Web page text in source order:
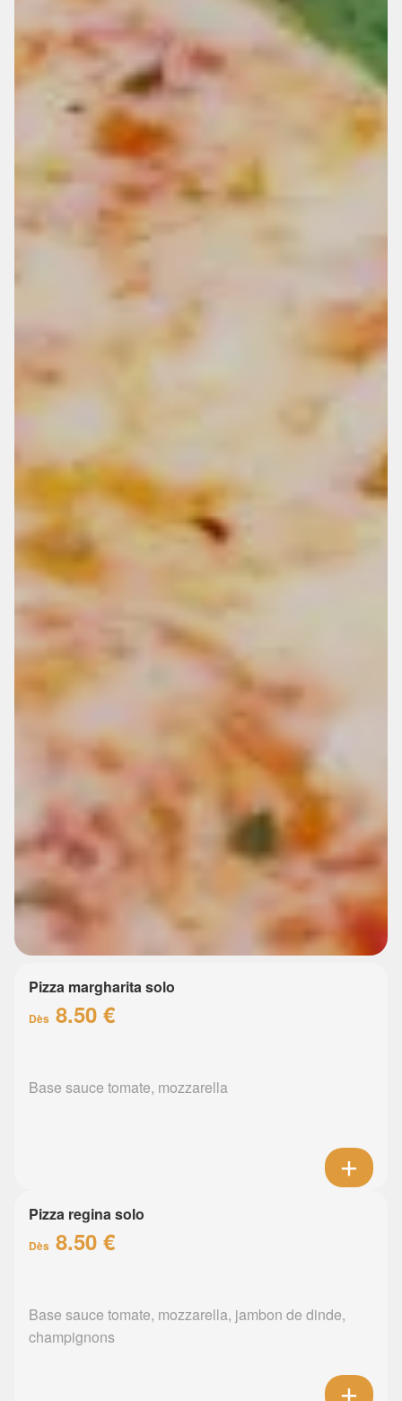
Pizza margharita solo
Dès 8.50 €
Base sauce tomate, mozzarella
Pizza regina solo
Dès 8.50 €
Base sauce tomate, mozzarella, jambon de dinde,
champignons